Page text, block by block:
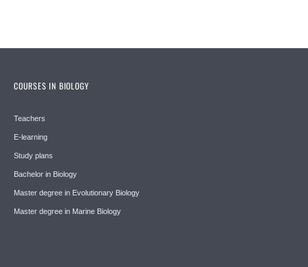
COURSES IN BIOLOGY
Teachers
E-learning
Study plans
Bachelor in Biology
Master degree in Evolutionary Biology
Master degree in Marine Biology